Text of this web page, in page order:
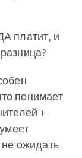
платит, и
понимает
+
ожидать